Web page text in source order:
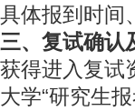
具体报到时间
三、复试确认
获得进入复试
大学“研究生